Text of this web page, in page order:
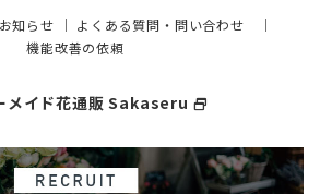
お知らせ ｜ よくある質問・問い合わせ ｜
機能改善の依頼
メイド花通販 Sakaseru select_window